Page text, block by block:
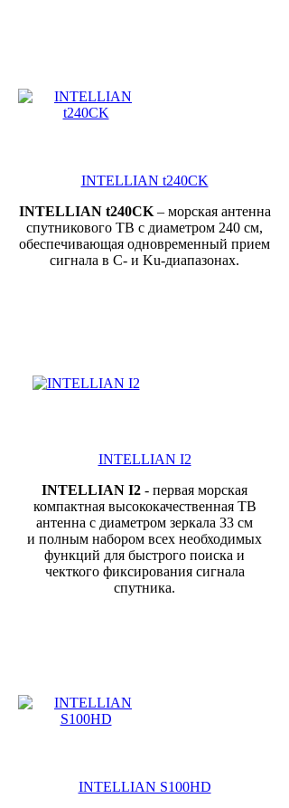
INTELLIAN t240CK
INTELLIANt240CK– морская антенна
спутникового ТВ с диаметром 240 см,
обеспечивающая одновременный прием
сигнала в C- и Ku-диапазонах.
INTELLIAN I2
INTELLIAN I2 - первая морская
компактная высококачественная ТВ
антенна с диаметром зеркала 33 см
и полным набором всех необходимых
функций для быстрого поиска и
чекткого фиксирования сигнала
спутника.
INTELLIAN S100HD